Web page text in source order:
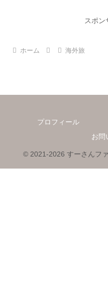
スポン
ホーム 海外旅
プロフィール
お問
© 2021-2026 すーさんフ